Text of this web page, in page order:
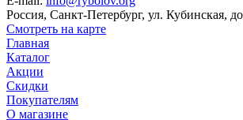
Россия, Санкт-Петербург, ул. Кубинская,
Смотреть на карте
Главная
Каталог
Акции
Скидки
Покупателям
О магазине